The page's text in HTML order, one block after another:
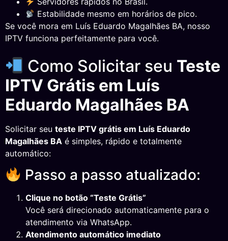
Estabilidade mesmo em horários de pico.
Se você mora em Luís Eduardo Magalhães BA, nosso
IPTV funciona perfeitamente para você.
Como Solicitar seu Teste
IPTV Grátis em Luís
Eduardo Magalhães BA
Solicitar seu teste IPTV grátis em Luís Eduardo
Magalhães BA é simples, rápido e totalmente
automático:
Passo a passo atualizado:
Clique no botão “Teste Grátis”
Você será direcionado automaticamente para o
atendimento via WhatsApp.
Atendimento automático imediato